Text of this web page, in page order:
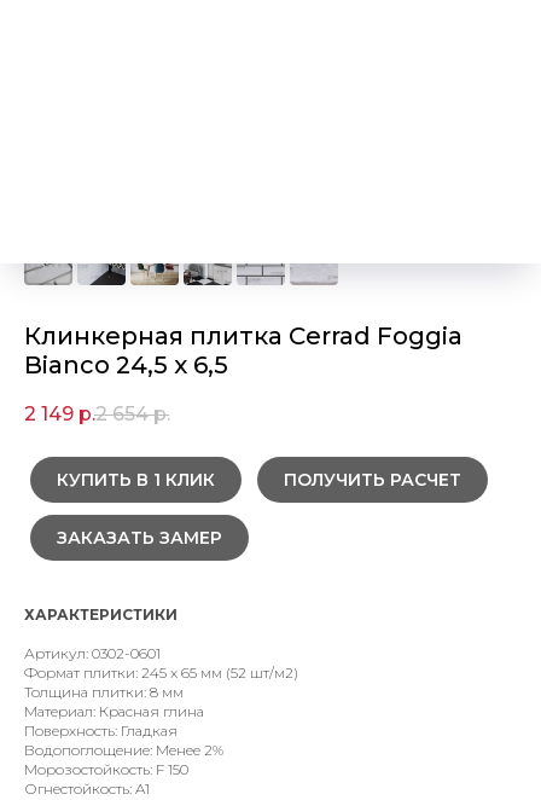
Клинкерная плитка Cerrad Foggia
Bianco 24,5 x 6,5
2 149 р.2 654 р.
КУПИТЬ В 1 КЛИК ПОЛУЧИТЬ РАСЧЕТ
ЗАКАЗАТЬ ЗАМЕР
ХАРАКТЕРИСТИКИ
Артикул: 0302-0601
Формат плитки: 245 x 65 мм (52 шт/м2)
Толщина плитки: 8 мм
Материал: Красная глина
Поверхность: Гладкая
Водопоглощение: Менее 2%
Морозостойкость: F 150
Огнестойкость: A1